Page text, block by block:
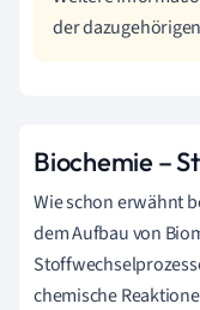
der
Biochemie –
Wie schon erwähnt
dem Aufbau von
chemische